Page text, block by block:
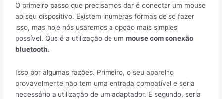
O primeiro passo que precisamos dar é conectar um mouse
ao seu dispositivo. Existem inúmeras formas de se fazer
isso, mas hoje nós usaremos a opção mais simples
possível. Que é a utilização de ummouse com conexão
bluetooth.
Isso por algumas razões. Primeiro, o seu aparelho
provavelmente não tem uma entrada compatível e seria
necessário a utilização de um adaptador. E segundo, seria